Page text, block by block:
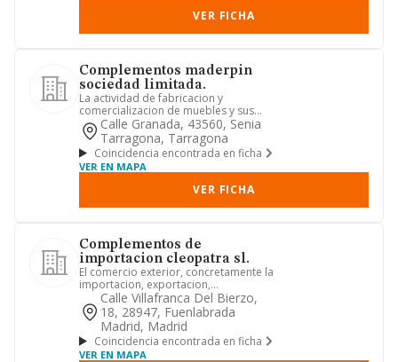
VER FICHA
Complementos maderpin
sociedad limitada.
La actividad de fabricacion y
comercializacion de muebles y sus
complementos asi como la industria ...
Calle Granada, 43560, Senia
Tarragona, Tarragona
Coincidencia encontrada en ficha
VER EN MAPA
VER FICHA
Complementos de
importacion cleopatra sl.
El comercio exterior, concretamente la
importacion, exportacion,
comercializacion y distribucion de...
Calle Villafranca Del Bierzo,
18, 28947, Fuenlabrada
Madrid, Madrid
Coincidencia encontrada en ficha
VER EN MAPA